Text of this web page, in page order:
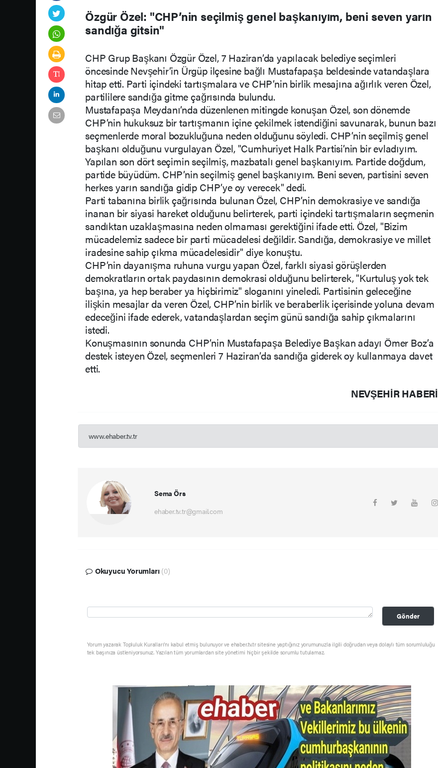
Özgür Özel: "CHP’nin seçilmiş genel başkanıyım, beni seven yarın
sandığa gitsin"
CHP Grup Başkanı Özgür Özel, 7 Haziran’da yapılacak belediye seçimleri
öncesinde Nevşehir’in Ürgüp ilçesine bağlı Mustafapaşa beldesinde vatandaşlara
hitap etti. Parti içindeki tartışmalara ve CHP’nin birlik mesajına ağırlık veren Özel,
partililere sandığa gitme çağrısında bulundu.
Mustafapaşa Meydanı’nda düzenlenen mitingde konuşan Özel, son dönemde
CHP’nin hukuksuz bir tartışmanın içine çekilmek istendiğini savunarak, bunun bazı
seçmenlerde moral bozukluğuna neden olduğunu söyledi. CHP’nin seçilmiş genel
başkanı olduğunu vurgulayan Özel, "Cumhuriyet Halk Partisi’nin bir evladıyım.
Yapılan son dört seçimin seçilmiş, mazbatalı genel başkanıyım. Partide doğdum,
partide büyüdüm. CHP’nin seçilmiş genel başkanıyım. Beni seven, partisini seven
herkes yarın sandığa gidip CHP’ye oy verecek" dedi.
Parti tabanına birlik çağrısında bulunan Özel, CHP’nin demokrasiye ve sandığa
inanan bir siyasi hareket olduğunu belirterek, parti içindeki tartışmaların seçmenin
sandıktan uzaklaşmasına neden olmaması gerektiğini ifade etti. Özel, "Bizim
mücadelemiz sadece bir parti mücadelesi değildir. Sandığa, demokrasiye ve millet
iradesine sahip çıkma mücadelesidir" diye konuştu.
CHP’nin dayanışma ruhuna vurgu yapan Özel, farklı siyasi görüşlerden
demokratların ortak paydasının demokrasi olduğunu belirterek, "Kurtuluş yok tek
başına, ya hep beraber ya hiçbirimiz" sloganını yineledi. Partisinin geleceğine
ilişkin mesajlar da veren Özel, CHP’nin birlik ve beraberlik içerisinde yoluna devam
edeceğini ifade ederek, vatandaşlardan seçim günü sandığa sahip çıkmalarını
istedi.
Konuşmasının sonunda CHP’nin Mustafapaşa Belediye Başkan adayı Ömer Boz’a
destek isteyen Özel, seçmenleri 7 Haziran’da sandığa giderek oy kullanmaya davet
etti.
NEVŞEHIR HABERİ
www.ehaber.tv.tr
Sema Örs
ehaber.tv.tr@gmail.com
Okuyucu Yorumları (0)
Gönder
Yorum yazarak Topluluk Kuralları’nı kabul etmiş bulunuyor ve ehaber.tv.tr sitesine yaptığınız yorumunuzla ilgili doğrudan veya dolaylı tüm sorumluluğu
tek başınıza üstleniyorsunuz. Yazılan tüm yorumlardan site yönetimi hiçbir şekilde sorumlu tutulamaz.